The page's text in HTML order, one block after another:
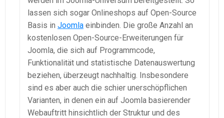
lassen sich sogar Onlineshops auf Open-Source
Basis in Joomla einbinden. Die große Anzahl an
kostenlosen Open-Source-Erweiterungen für
Joomla, die sich auf Programmcode,
Funktionalität und statistische Datenauswertung
beziehen, überzeugt nachhaltig. Insbesondere
sind es aber auch die schier unerschöpflichen
Varianten, in denen ein auf Joomla basierender
Webauftritt hinsichtlich der Struktur und des